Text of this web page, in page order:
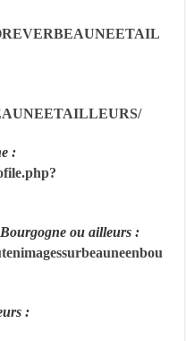
:
ou ailleurs :
: